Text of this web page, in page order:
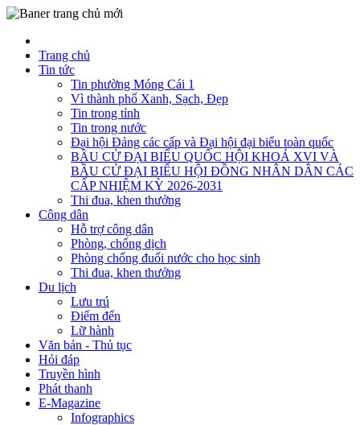
Trang chủ
Tin tức
Tin phường Móng Cái 1
Vì thành phố Xanh, Sạch, Đẹp
Tin trong tỉnh
Tin trong nước
Đại hội Đảng các cấp và Đại hội đại biểu toàn quốc
BẦU CỬ ĐẠI BIỂU QUỐC HỘI KHOÁ XVI VÀ
BẦU CỬ ĐẠI BIỂU HỘI ĐỒNG NHÂN DÂN CÁC
CẤP NHIỆM KỲ 2026-2031
Thi đua, khen thưởng
Công dân
Hỗ trợ công dân
Phòng, chống dịch
Phòng chống đuối nước cho học sinh
Thi đua, khen thưởng
Du lịch
Lưu trú
Điểm đến
Lữ hành
Văn bản - Thủ tục
Hỏi đáp
Truyền hình
Phát thanh
E-Magazine
Infographics